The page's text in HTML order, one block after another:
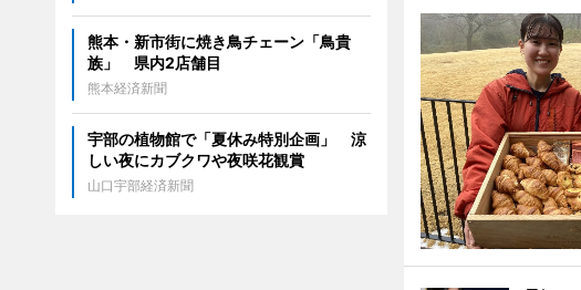
熊本・新市街に焼き鳥チェーン「鳥貴
族」 県内2店舗目
熊本経済新聞
宇部の植物館で「夏休み特別企画」 涼
しい夜にカブクワや夜咲花観賞
山口宇部経済新聞